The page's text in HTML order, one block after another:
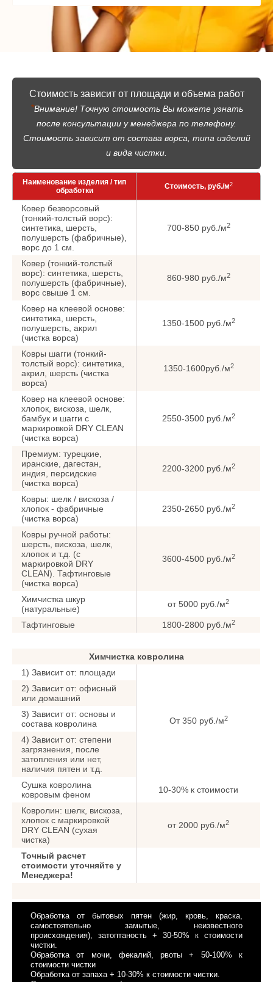
Стоимость зависит от площади и объема работ
*Внимание! Точную стоимость Вы можете узнать
после консультации у менеджера по телефону.
Стоимость зависит от состава ворса, типа изделий
и вида чистки.
Наименование изделия / тип
обработки
Стоимость, руб./м2
Ковер безворсовый
(тонкий-толстый ворс):
синтетика, шерсть,
полушерсть (фабричные),
ворс до 1 см.
700-850 руб./м2
Ковер (тонкий-толстый
ворс): синтетика, шерсть,
полушерсть (фабричные),
ворс cвыше 1 см.
860-980 руб./м2
Ковер на клеевой основе:
синтетика, шерсть,
полушерсть, акрил
(чистка ворса)
1350-1500 руб./м2
Ковры шагги (тонкий-
толстый ворс): синтетика,
акрил, шерсть (чистка
ворса)
1350-1600руб./м2
Ковер на клеевой основе:
хлопок, вискоза, шелк,
бамбук и шагги с
маркировкой DRY CLEAN
(чистка ворса)
2550-3500 руб./м2
Премиум: турецкие,
иранские, дагестан,
индия, персидские
(чистка ворса)
2200-3200 руб./м2
Ковры: шелк / вискоза /
хлопок - фабричные
(чистка ворса)
2350-2650 руб./м2
Ковры ручной работы:
шерсть, вискоза, шелк,
хлопок и т.д. (с
маркировкой DRY
CLEAN). Тафтинговые
(чистка ворса)
3600-4500 руб./м2
Химчистка шкур
(натуральные)
от 5000 руб./м2
Тафтинговые 1800-2800 руб./м2
Химчистка ковролина
1) Зависит от: площади
От 350 руб./м2
2) Зависит от: офисный
или домашний
3) Зависит от: основы и
состава ковролина
4) Зависит от: степени
загрязнения, после
затопления или нет,
наличия пятен и т.д.
Сушка ковролина
ковровым феном
10-30% к стоимости
Ковролин: шелк, вискоза,
хлопок с маркировкой
DRY CLEAN (сухая
чистка)
от 2000 руб./м2
Точный расчет
стоимости уточняйте у
Менеджера!
Обработка от бытовых пятен (жир, кровь, краска,
самостоятельно замытые, неизвестного
происхождения), затоптаность + 30-50% к стоимости
чистки.
Обработка от мочи, фекалий, рвоты + 50-100% к
стоимости чистки
Обработка от запаха + 10-30% к стоимости чистки.